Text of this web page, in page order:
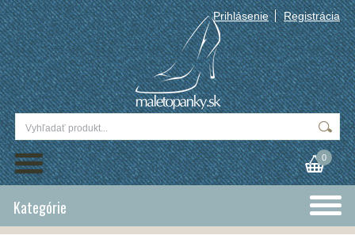
Prihlásenie Registrácia
0
Kategórie